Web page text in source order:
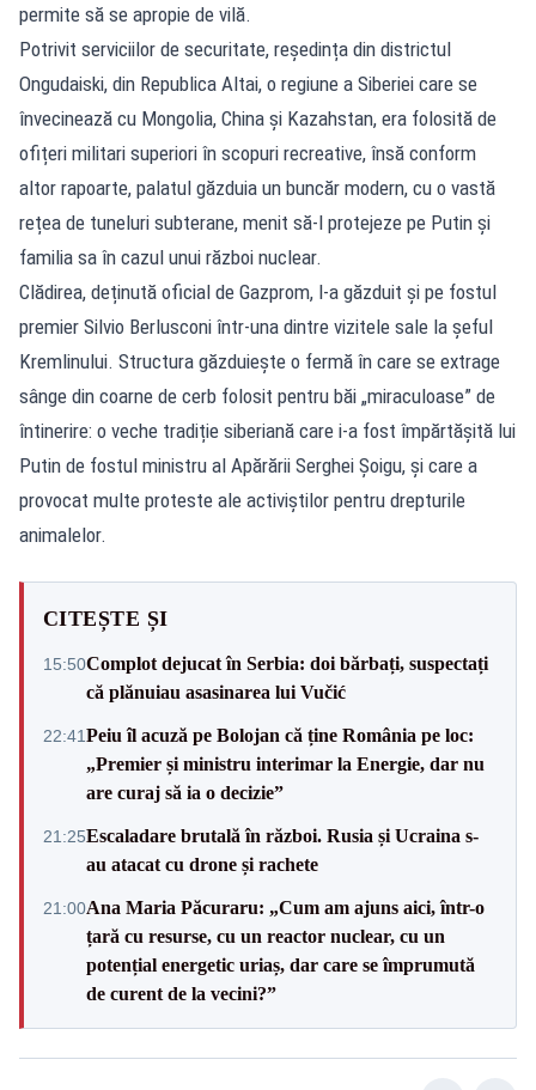
permite să se apropie de vilă.
Potrivit serviciilor de securitate, reședința din districtul
Ongudaiski, din Republica Altai, o regiune a Siberiei care se
învecinează cu Mongolia, China și Kazahstan, era folosită de
ofițeri militari superiori în scopuri recreative, însă conform
altor rapoarte, palatul găzduia un buncăr modern, cu o vastă
rețea de tuneluri subterane, menit să-l protejeze pe Putin și
familia sa în cazul unui război nuclear.
Clădirea, deținută oficial de Gazprom, l-a găzduit și pe fostul
premier Silvio Berlusconi într-una dintre vizitele sale la șeful
Kremlinului. Structura găzduiește o fermă în care se extrage
sânge din coarne de cerb folosit pentru băi „miraculoase” de
întinerire: o veche tradiție siberiană care i-a fost împărtăşită lui
Putin de fostul ministru al Apărării Serghei Şoigu, și care a
provocat multe proteste ale activiștilor pentru drepturile
animalelor.
CITEȘTE ȘI
15:50Complot dejucat în Serbia: doi bărbați, suspectați
că plănuiau asasinarea lui Vučić
22:41Peiu îl acuză pe Bolojan că ține România pe loc:
„Premier și ministru interimar la Energie, dar nu
are curaj să ia o decizie”
21:25Escaladare brutală în război. Rusia și Ucraina s-
au atacat cu drone și rachete
21:00Ana Maria Păcuraru: „Cum am ajuns aici, într-o
țară cu resurse, cu un reactor nuclear, cu un
potențial energetic uriaș, dar care se împrumută
de curent de la vecini?”